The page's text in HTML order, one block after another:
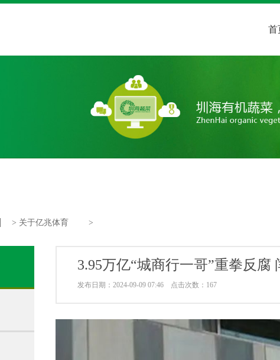
首
> 关于亿兆体育 >
3.95万亿“城商行一哥”重拳反腐
发布日期：2024-09-09 07:46 点击次数：167